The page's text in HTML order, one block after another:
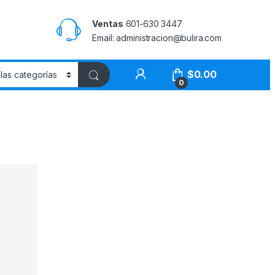
Ventas 601-630 3447
Email: administracion@bulira.com
0
$0.00